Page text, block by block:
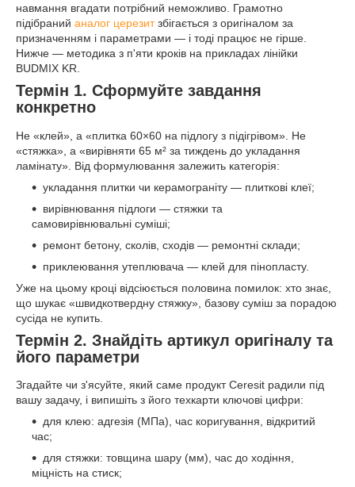
навмання вгадати потрібний неможливо. Грамотно
підібраний аналог церезитзбігається з оригіналом за
призначенням і параметрами — і тоді працює не гірше.
Нижче — методика з п'яти кроків на прикладах лінійки
BUDMIX KR.
Термін 1. Сформуйте завдання
конкретно
Не «клей», а «плитка 60×60 на підлогу з підігрівом». Не
«стяжка», а «вирівняти 65 м² за тиждень до укладання
ламінату». Від формулювання залежить категорія:
укладання плитки чи керамограніту — плиткові клеї;
вирівнювання підлоги — стяжки та
самовирівнювальні суміші;
ремонт бетону, сколів, сходів — ремонтні склади;
приклеювання утеплювача — клей для пінопласту.
Уже на цьому кроці відсіюється половина помилок: хто знає,
що шукає «швидкотвердну стяжку», базову суміш за порадою
сусіда не купить.
Термін 2. Знайдіть артикул оригіналу та
його параметри
Згадайте чи з'ясуйте, який саме продукт Ceresit радили під
вашу задачу, і випишіть з його техкарти ключові цифри:
для клею: адгезія (МПа), час коригування, відкритий
час;
для стяжки: товщина шару (мм), час до ходіння,
міцність на стиск;